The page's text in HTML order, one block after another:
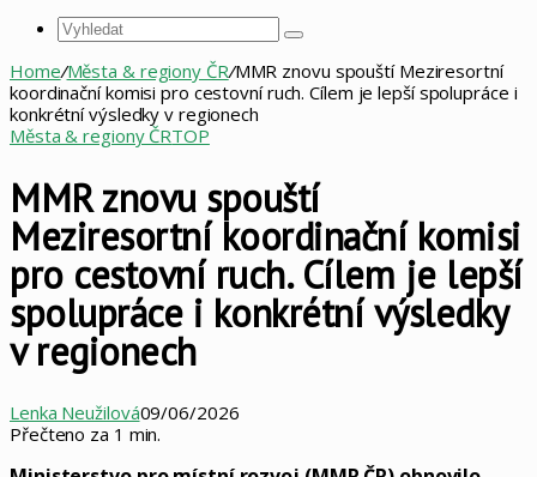
Vyhledat
Home/Města & regiony ČR/MMR znovu spouští Meziresortní
koordinační komisi pro cestovní ruch. Cílem je lepší spolupráce i
konkrétní výsledky v regionech
Města & regiony ČRTOP
MMR znovu spouští
Meziresortní koordinační komisi
pro cestovní ruch. Cílem je lepší
spolupráce i konkrétní výsledky
v regionech
Lenka Neužilová09/06/2026
Přečteno za 1 min.